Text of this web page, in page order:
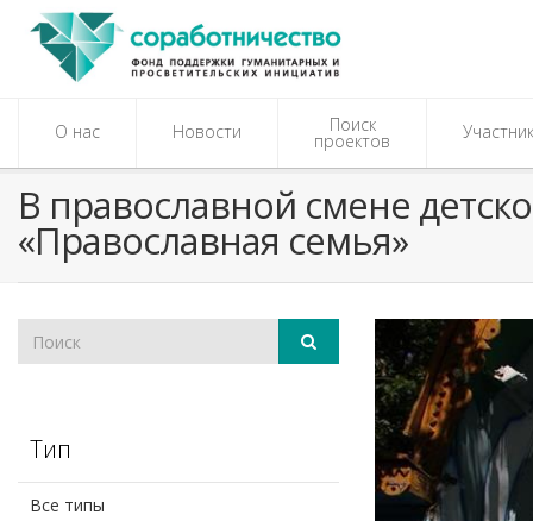
О нас Новости Поиск
проектов
В православной смене
«Православная семья»
Тип
Все типы